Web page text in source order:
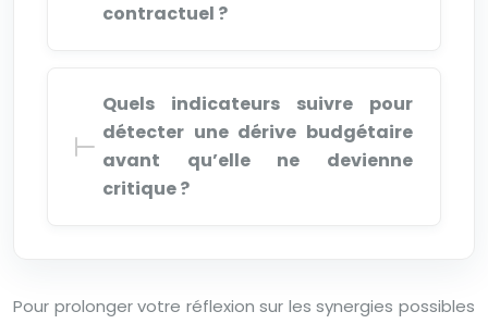
contractuel ?
Quels indicateurs suivre pour
détecter une dérive budgétaire
avant qu’elle ne devienne
critique ?
Pour prolonger votre réflexion sur les synergies possibles